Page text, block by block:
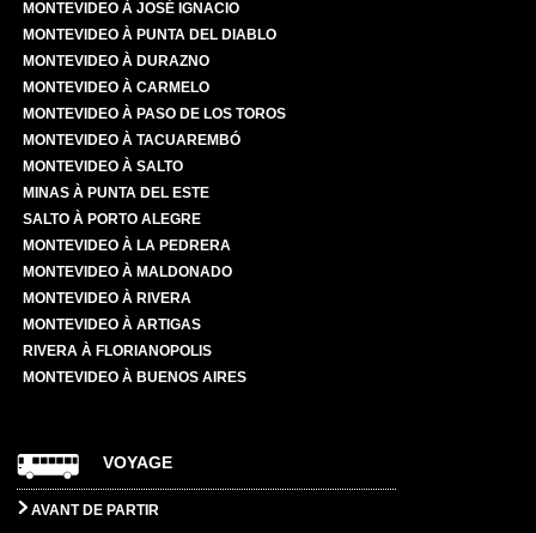
MONTEVIDEO À JOSÉ IGNACIO
MONTEVIDEO À PUNTA DEL DIABLO
MONTEVIDEO À DURAZNO
MONTEVIDEO À CARMELO
MONTEVIDEO À PASO DE LOS TOROS
MONTEVIDEO À TACUAREMBÓ
MONTEVIDEO À SALTO
MINAS À PUNTA DEL ESTE
SALTO À PORTO ALEGRE
MONTEVIDEO À LA PEDRERA
MONTEVIDEO À MALDONADO
MONTEVIDEO À RIVERA
MONTEVIDEO À ARTIGAS
RIVERA À FLORIANOPOLIS
MONTEVIDEO À BUENOS AIRES
VOYAGE
AVANT DE PARTIR